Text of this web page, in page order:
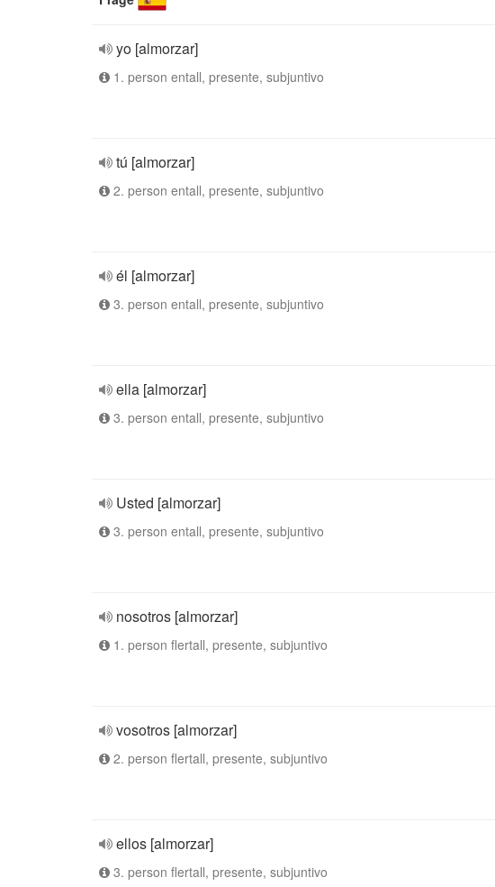
yo [almorzar]
1. person entall, presente, subjuntivo
tú [almorzar]
2. person entall, presente, subjuntivo
él [almorzar]
3. person entall, presente, subjuntivo
ella [almorzar]
3. person entall, presente, subjuntivo
Usted [almorzar]
3. person entall, presente, subjuntivo
nosotros [almorzar]
1. person flertall, presente, subjuntivo
vosotros [almorzar]
2. person flertall, presente, subjuntivo
ellos [almorzar]
3. person flertall, presente, subjuntivo